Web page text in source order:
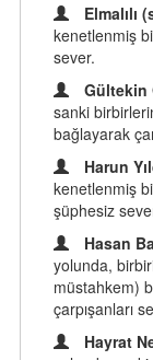
Elmalılı
kenetlenmiş
sever.
Gültekin
sanki
bağlayarak
Harun
kenetlenmiş
şüphesiz
Hasan
yolunda,
müstahkem)
çarpışanları
Hayrat